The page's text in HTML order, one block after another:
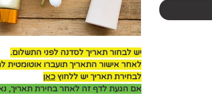
יש לבחור תאריך לסדנה לפני התשלום.
לאחר אישור התאריך תועברו אוטומטית
לבחירת תאריך יש ללחוץ כאן
אם הגעת לדף זה לאחר בחירת תאריך,